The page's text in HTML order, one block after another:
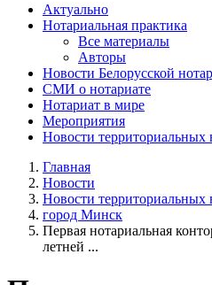
Актуально
Нотариальная практика
Все материалы
Авторы
Новости Белорусской
СМИ о нотариате
Нотариат в мире
Мероприятия
Новости территориальных
Главная
Новости
Новости территориальных
город Минск
Первая нотариальная
летней ...